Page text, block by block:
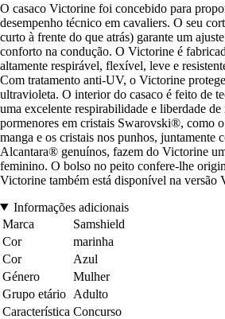
O casaco Victorine foi concebido para
desempenho técnico em cavaliers. O seu
curto à frente do que atrás) garante um
conforto na condução. O Victorine é
altamente respirável, flexível, leve e
Com tratamento anti-UV, o Victorine
ultravioleta. O interior do casaco é feito de
uma excelente respirabilidade e liberdade
pormenores em cristais Swarovski®, como
manga e os cristais nos punhos, juntamente
Alcantara® genuínos, fazem do Victorine
feminino. O bolso no peito confere-lhe
Victorine também está disponível na versão
Informações adicionais
Marca
Samshield
Cor
marinha
Cor
Azul
Género
Mulher
Grupo etário Adulto
Característica Concurso